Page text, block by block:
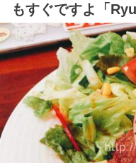
もすぐですよ「